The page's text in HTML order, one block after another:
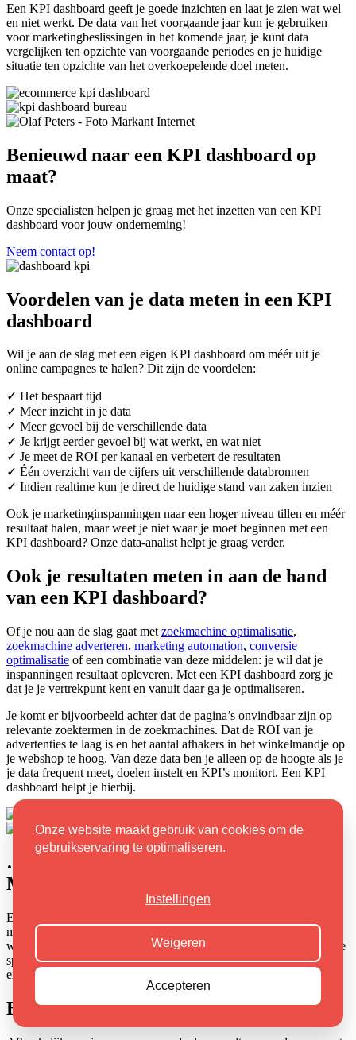
Een KPI dashboard geeft je goede inzichten en laat je zien wat wel
en niet werkt. De data van het voorgaande jaar kun je gebruiken
voor marketingbeslissingen in het komende jaar, je kunt data
vergelijken ten opzichte van voorgaande periodes en je huidige
situatie ten opzichte van het overkoepelende doel meten.
Benieuwd naar een KPI dashboard op
maat?
Onze specialisten helpen je graag met het inzetten van een KPI
dashboard voor jouw onderneming!
Neem contact op!
Voordelen van je data meten in een KPI
dashboard
Wil je aan de slag met een eigen KPI dashboard om méér uit je
online campagnes te halen? Dit zijn de voordelen:
✓ Het bespaart tijd
✓ Meer inzicht in je data
✓ Meer gevoel bij de verschillende data
✓ Je krijgt eerder gevoel bij wat werkt, en wat niet
✓ Je meet de ROI per kanaal en verbetert de resultaten
✓ Één overzicht van de cijfers uit verschillende databronnen
✓ Indien realtime kun je direct de huidige stand van zaken inzien
Ook je marketinginspanningen naar een hoger niveau tillen en méér
resultaat halen, maar weet je niet waar je moet beginnen met een
KPI dashboard? Onze data-analist helpt je graag verder.
Ook je resultaten meten in aan de hand
van een KPI dashboard?
Of je nou aan de slag gaat met zoekmachine optimalisatie,
zoekmachine adverteren, marketing automation, conversie
optimalisatie of een combinatie van deze middelen: je wil dat je
inspanningen resultaat opleveren. Met een KPI dashboard zorg je
dat je je vertrekpunt kent en vanuit daar ga je optimaliseren.
Je komt er bijvoorbeeld achter dat de pagina’s onvindbaar zijn op
relevante zoektermen in de zoekmachines. Dat de ROI van je
advertenties te laag is en het aantal afhakers in het winkelmandje op
je webshop te hoog. Van deze data ben je alleen op de hoogte als je
je data frequent meet, doelen instelt en KPI’s monitort. Een KPI
dashboard helpt je hierbij.
… Werk samen met de professionals van
Markant Internet
Een KPI dashboard is het vertrekpunt van je online
marketingstrategie en een belangrijke spil in het geheel. Zorg dat je
weet wat je meet en dat je de resultaten juist interpreteert. Jij bent de
specialist in jouw vakgebied, wij versterken je positie met onze
expertise binnen datagedreven online marketing.
Eenplan op maat
Onze website maakt gebruik van cookies om de
gebruikservaring te optimaliseren.
Instellingen
Weigeren
Accepteren